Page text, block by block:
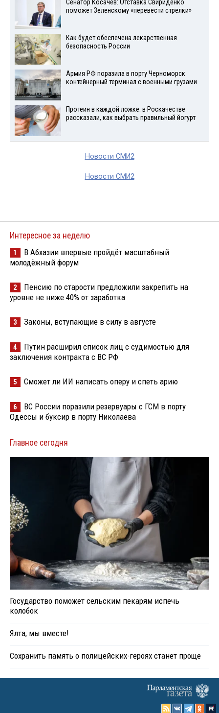
Сенатор Косачев: Отставка Свириденко
поможет Зеленскому «перевести стрелки»
Как будет обеспечена лекарственная
безопасность России
Армия РФ поразила в порту Черноморск
контейнерный терминал с военными грузами
Протеин в каждой ложке: в Роскачестве
рассказали, как выбрать правильный йогурт
Новости СМИ2
Новости СМИ2
Интересное за неделю
1
В Абхазии впервые пройдёт масштабный
молодёжный форум
2
Пенсию по старости предложили закрепить на
уровне не ниже 40% от заработка
3 Законы, вступающие в силу в августе
4
Путин расширил список лиц с судимостью для
заключения контракта с ВС РФ
5 Сможет ли ИИ написать оперу и спеть арию
6
ВС России поразили резервуары с ГСМ в порту
Одессы и буксир в порту Николаева
Главное сегодня
Государство поможет сельским пекарям испечь
колобок
Ялта, мы вместе!
Сохранить память о полицейских-героях станет проще